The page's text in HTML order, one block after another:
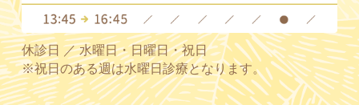
休診日 ／ 水曜日・日曜日・祝日
※祝日のある週は水曜日診療となります。